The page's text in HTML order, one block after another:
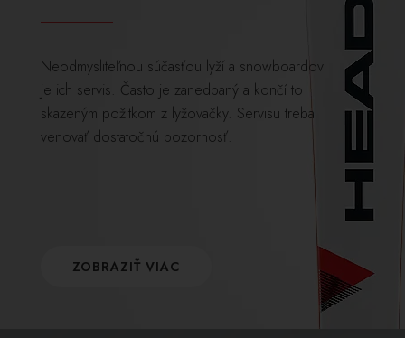
Neodmysliteľnou súčasťou lyží a snowboardov
je ich servis. Často je zanedbaný a končí to
skazeným požitkom z lyžovačky. Servisu treba
venovať dostatočnú pozornosť.
ZOBRAZIŤ VIAC